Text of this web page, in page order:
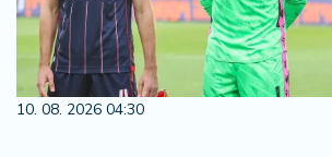
10. 08. 2026 04:30